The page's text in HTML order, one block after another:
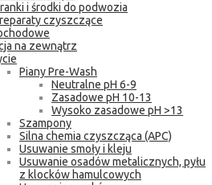
i środki do podwozia
czyszczące
na zewnątrz
Piany Pre-Wash
Neutralne pH 6-9
Zasadowe pH 10-13
Wysoko zasadowe pH >13
Szampony
Silna chemia czyszcząca (APC)
Usuwanie smoły i kleju
Usuwanie osadów metalicznych, pyłu
z klocków hamulcowych